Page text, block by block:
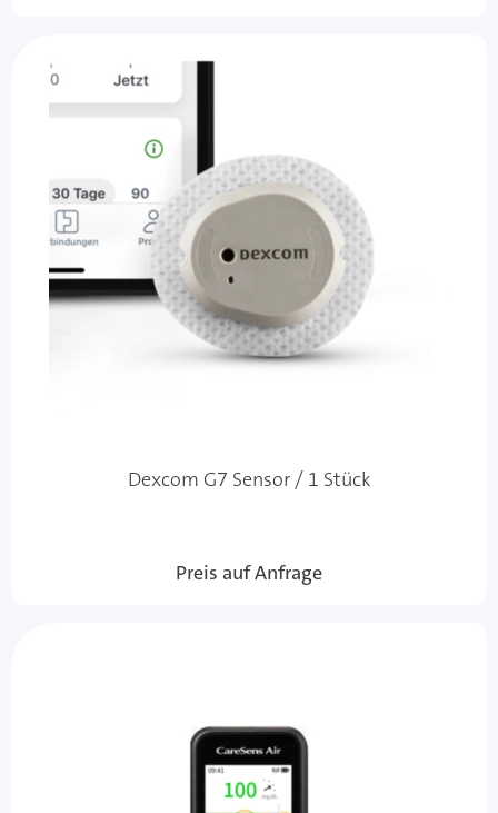
Dexcom G7 Sensor / 1 Stück
Preis auf Anfrage